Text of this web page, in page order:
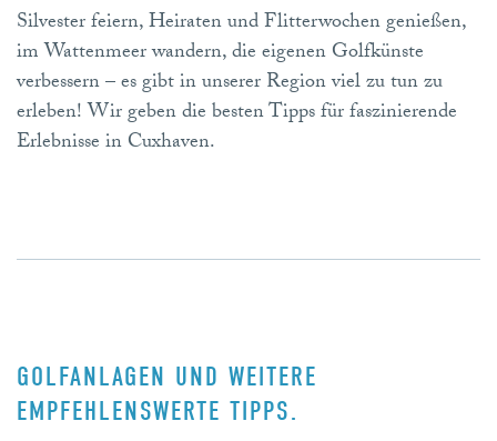
Silvester feiern, Heiraten und Flitterwochen genießen,
im Wattenmeer wandern, die eigenen Golfkünste
verbessern – es gibt in unserer Region viel zu tun zu
erleben! Wir geben die besten Tipps für faszinierende
Erlebnisse in Cuxhaven.
GOLFANLAGEN UND WEITERE
EMPFEHLENSWERTE TIPPS.